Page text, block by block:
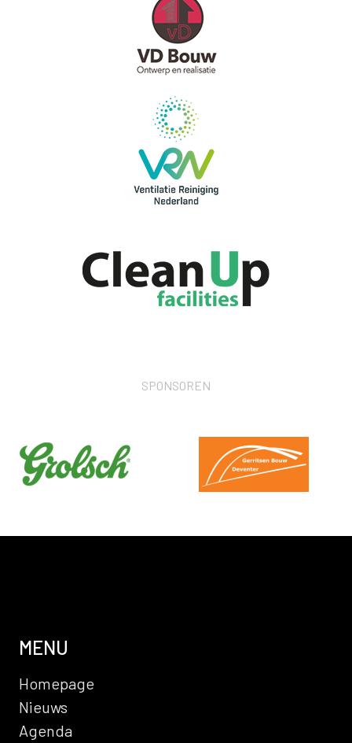
SPONSOREN
MENU
Homepage
Nieuws
Agenda